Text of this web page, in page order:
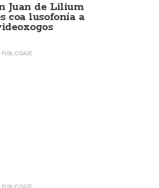
Juan de Lilium
coa lusofonía a